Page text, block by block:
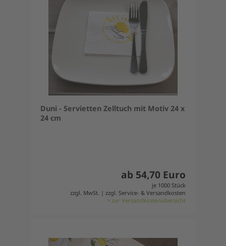
Duni - Servietten Zelltuch mit Motiv 24 x
24 cm
ab 54,70 Euro
je 1000 Stück
zzgl. MwSt. | zzgl. Service- & Versandkosten
> zur Versandkostenübersicht